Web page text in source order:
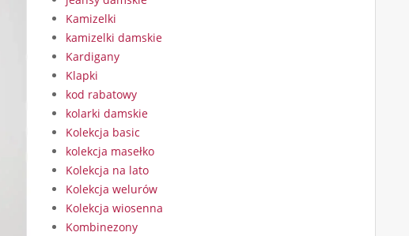
Kamizelki
kamizelki damskie
Kardigany
Klapki
kod rabatowy
kolarki damskie
Kolekcja basic
kolekcja masełko
Kolekcja na lato
Kolekcja welurów
Kolekcja wiosenna
Kombinezony